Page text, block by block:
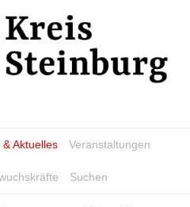
& Aktuelles Veranstaltungen
Suchen